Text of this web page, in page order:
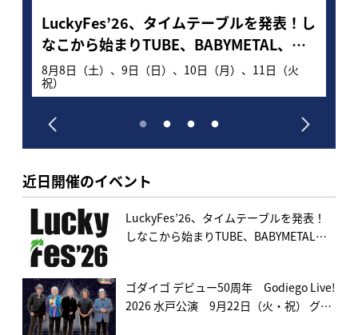
LuckyFes’26、タイムテーブルを発表！し
なこから始まりTUBE、BABYMETAL、
FLOWを経て湘南乃風でフィナーレ！日本
初夏フェス4日連続開催で150組超出演
8月8日（土）、9日（日）、10日（月）、11日（火
祝）
近日開催のイベント
LuckyFes’26、タイムテーブルを発表！
しなこから始まりTUBE、BABYMETAL、
へ。一般販売も開始！
ゴダイゴ デビュー50周年 Godiego Live!
2026 水戸公演 9月22日（火・祝） グロ